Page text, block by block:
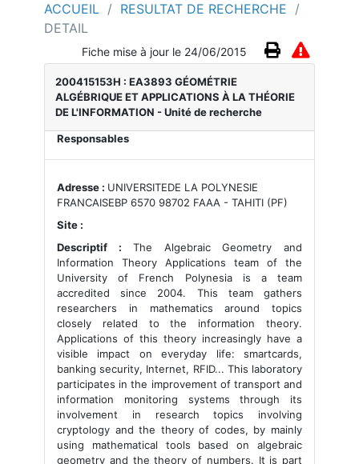
ACCUEIL / RESULTAT DE RECHERCHE /
DETAIL
Fiche mise à jour le 24/06/2015
200415153H : EA3893 GÉOMÉTRIE
ALGÉBRIQUE ET APPLICATIONS À LA THÉORIE
DE L'INFORMATION - Unité de recherche
Responsables
Adresse : UNIVERSITEDE LA POLYNESIE
FRANCAISEBP 6570 98702 FAAA - TAHITI (PF)
Site :
Descriptif : The Algebraic Geometry and
Information Theory Applications team of the
University of French Polynesia is a team
accredited since 2004. This team gathers
researchers in mathematics around topics
closely related to the information theory.
Applications of this theory increasingly have a
visible impact on everyday life: smartcards,
banking security, Internet, RFID... This laboratory
participates in the improvement of transport and
information monitoring systems through its
involvement in research topics involving
cryptology and the theory of codes, by mainly
using mathematical tools based on algebraic
geometry and the theory of numbers. It is part